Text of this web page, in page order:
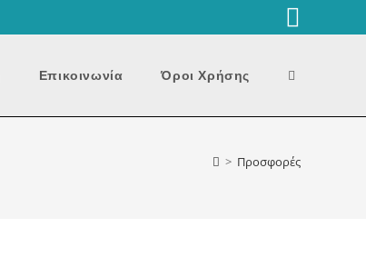
Επικοινωνία Όροι Χρήσης Toggle
website
> Προσφορές